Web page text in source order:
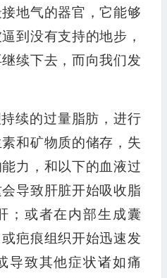
地气的器官，它能够
到没有支持的地步，
续下去，而向我们发
续的过量脂肪，进行
和矿物质的储存，失
力，和以下的血液过
导致肝脏开始吸收脂
；或者在内部生成囊
疤痕组织开始迅速发
导致其他症状诸如痛